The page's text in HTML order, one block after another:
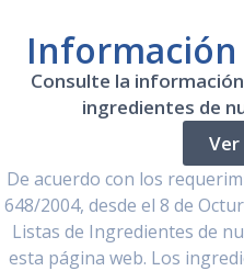
Consulte la
ingredientes de
Ver
De acuerdo con los
648/2004, desde el 8 de
Listas de Ingredientes de
esta página web. Los